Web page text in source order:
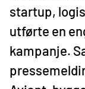
startup,
utførte en
kampanje.